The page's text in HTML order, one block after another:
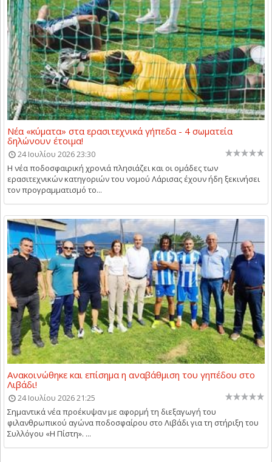
Νέα «κύματα» στα ερασιτεχνικά γήπεδα - 4 σωματεία
δηλώνουν έτοιμα!
24 Ιουλίου 2026 23:30
Η νέα ποδοσφαιρική χρονιά πλησιάζει και οι ομάδες των
ερασιτεχνικών κατηγοριών του νομού Λάρισας έχουν ήδη ξεκινήσει
τον προγραμματισμό το...
Ανακοινώθηκε και επίσημα η αναβάθμιση του γηπέδου στο
Λιβάδι!
24 Ιουλίου 2026 21:25
Σημαντικά νέα προέκυψαν με αφορμή τη διεξαγωγή του
φιλανθρωπικού αγώνα ποδοσφαίρου στο Λιβάδι για τη στήριξη του
Συλλόγου «Η Πίστη». ...